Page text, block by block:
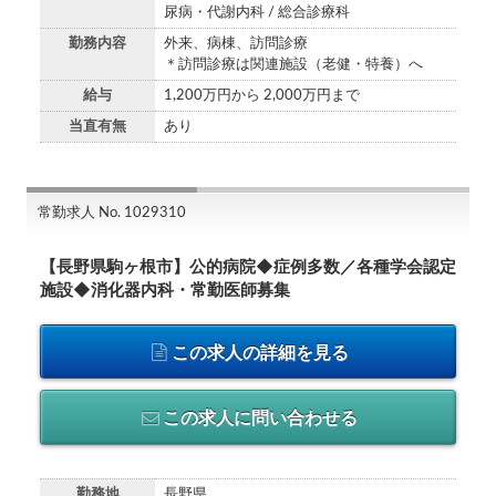
尿病・代謝内科 / 総合診療科
勤務内容
外来、病棟、訪問診療
＊訪問診療は関連施設（老健・特養）へ
給与 1,200万円から 2,000万円まで
当直有無 あり
常勤求人 No. 1029310
【長野県駒ヶ根市】公的病院◆症例多数／各種学会認定
施設◆消化器内科・常勤医師募集
この求人の詳細を見る
この求人に問い合わせる